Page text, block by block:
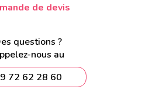
de devis
questions ?
nous au
72 62 28 60